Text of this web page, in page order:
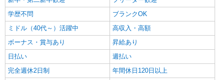
学歴不問
ブランクOK
ミドル（40代～）活躍中
高収入・高額
ボーナス・賞与あり
昇給あり
日払い
週払い
完全週休2日制
年間休日120日以上